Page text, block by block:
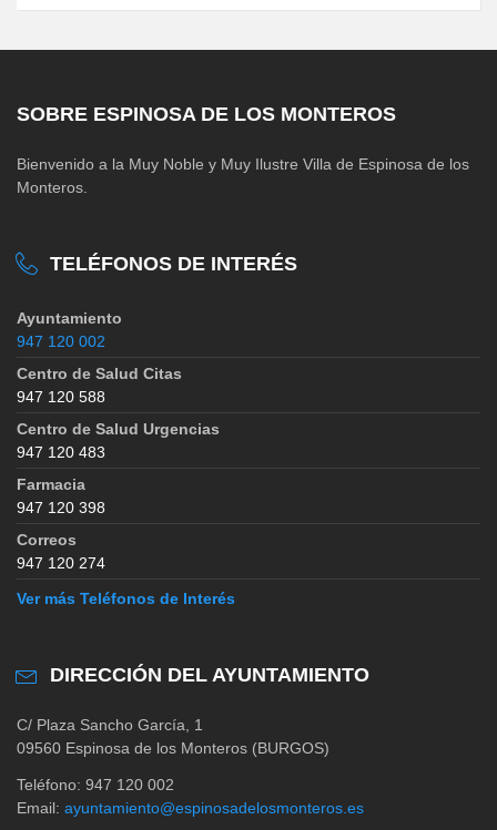
SOBRE ESPINOSA DE LOS MONTEROS
Bienvenido a la Muy Noble y Muy Ilustre Villa de Espinosa de los
Monteros.
TELÉFONOS DE INTERÉS
Ayuntamiento
947 120 002
Centro de Salud Citas
947 120 588
Centro de Salud Urgencias
947 120 483
Farmacia
947 120 398
Correos
947 120 274
Ver más Teléfonos de Interés
DIRECCIÓN DEL AYUNTAMIENTO
C/ Plaza Sancho García, 1
09560 Espinosa de los Monteros (BURGOS)
Teléfono: 947 120 002
Email: ayuntamiento@espinosadelosmonteros.es